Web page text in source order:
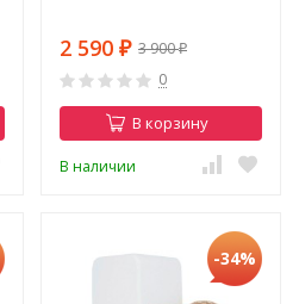
2 590 ₽ 3 900₽
0
В корзину
В наличии
-34%